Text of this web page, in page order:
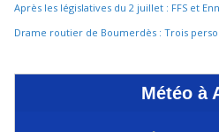
Après les législatives du 2 juillet : FFS et
Drame routier de Boumerdès : Trois
Météo à